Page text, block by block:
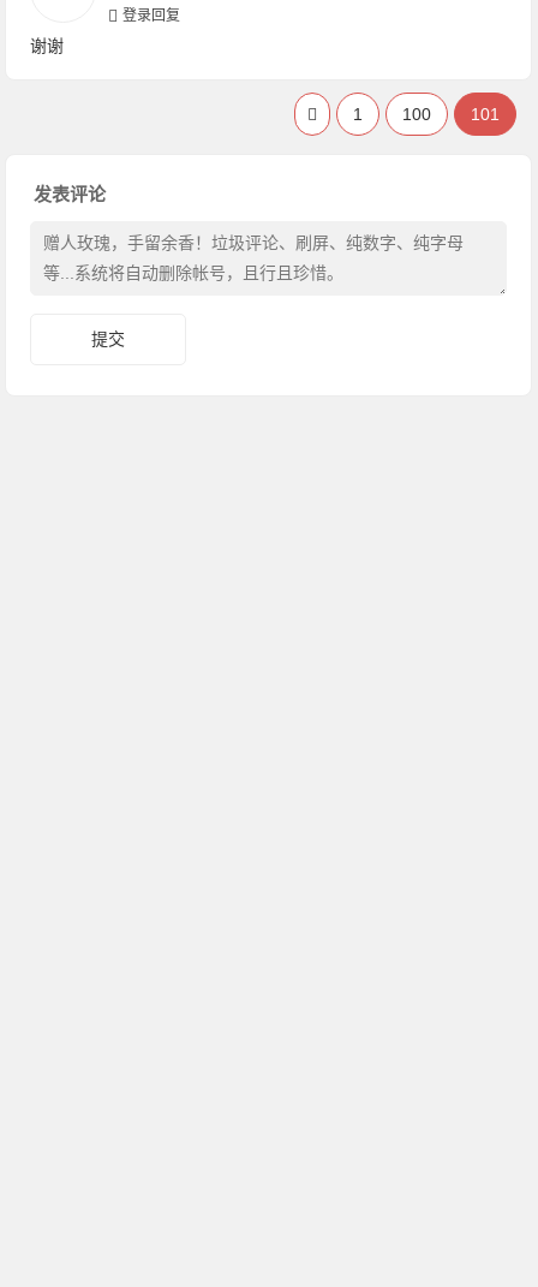
登录回复
谢谢
1 100 101
发表评论